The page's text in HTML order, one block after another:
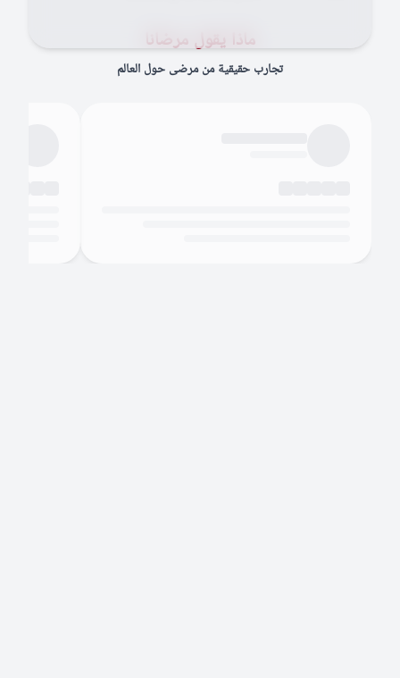
ماذا يقول مرضانا
تجارب حقيقية من مرضى حول العالم